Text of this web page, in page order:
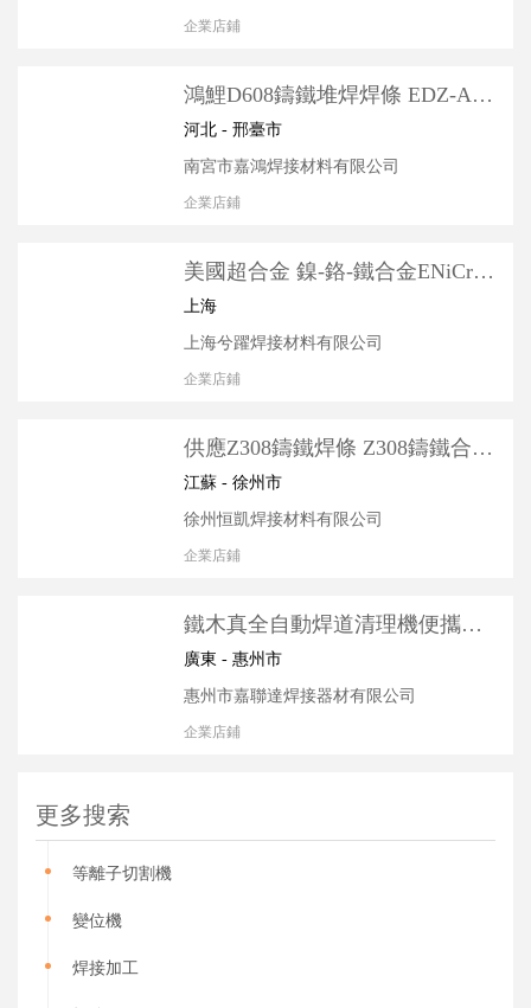
企業店鋪
鴻鯉D608鑄鐵堆焊焊條 EDZ-A1-
08 CrMo 高鉻鑄鐵耐磨焊條 耐磨
堆焊焊條 廠家
河北 - 邢臺市
南宮市嘉鴻焊接材料有限公司
企業店鋪
美國超合金 鎳-鉻-鐵合金ENiCrFe-
2鎳基合金焊條INCO-WELD A進
口
上海
上海兮躍焊接材料有限公司
企業店鋪
供應Z308鑄鐵焊條 Z308鑄鐵合金
生鐵焊條 EZNi-1純鎳電焊條
江蘇 - 徐州市
徐州恒凱焊接材料有限公司
企業店鋪
鐵木真全自動焊道清理機便攜式
焊道處理機不銹鋼焊疤毛刷頭處
理機
廣東 - 惠州市
惠州市嘉聯達焊接器材有限公司
企業店鋪
更多搜索
等離子切割機
變位機
焊接加工